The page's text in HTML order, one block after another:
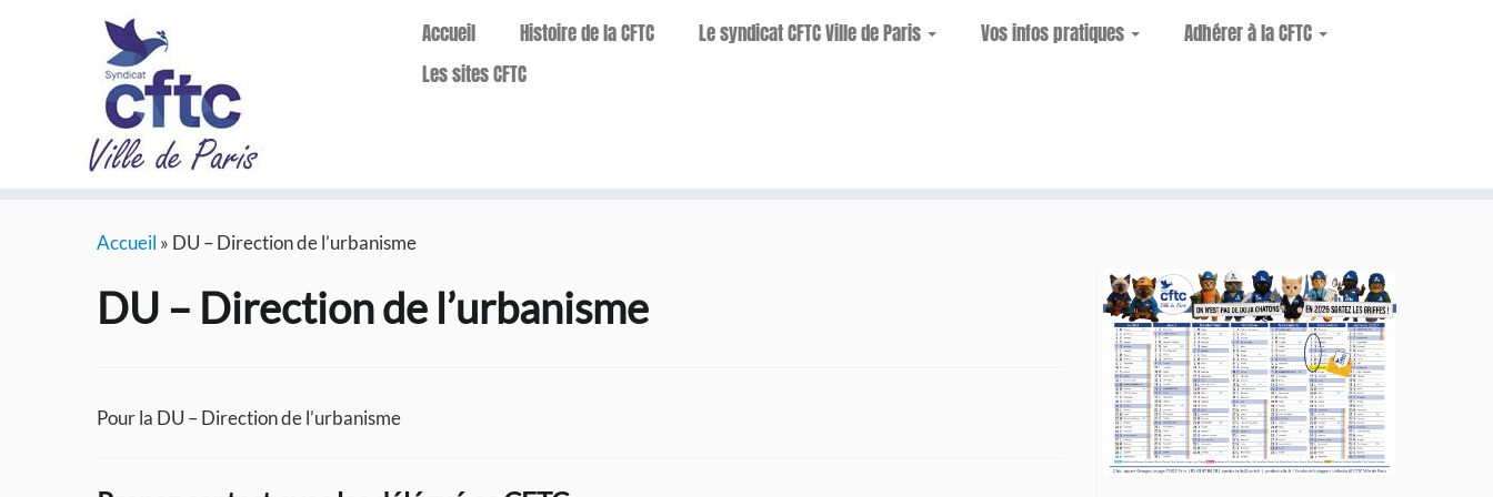
Accueil Histoire de la CFTC Le syndicat CFTC Ville de Paris Vos infos pratiques
Adhérer à la CFTC
Les sites CFTC
Accueil » DU – Direction de l’urbanisme
DU – Direction de l’urbanisme
Pour la DU – Direction de l’urbanisme